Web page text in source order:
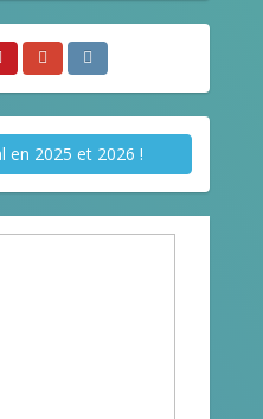
en 2025 et 2026 !